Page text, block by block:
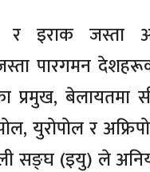
इराक जस्ता
पारगमन
प्रमुख, बेलायतमा
युरोपोल र
सङ्घ (इयु) ले